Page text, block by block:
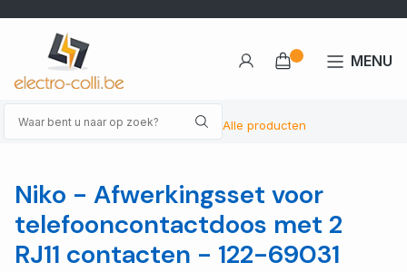
Alle producten
MENU
Niko - Afwerkingsset voor
telefooncontactdoos met 2
RJ11 contacten - 122-69031